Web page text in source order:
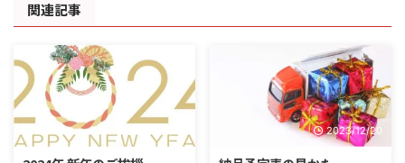
関連記事
2023/12/20